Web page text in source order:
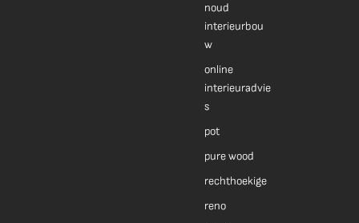
noud
interieurbou
w
online
interieuradvie
s
pot
pure wood
rechthoekige
reno